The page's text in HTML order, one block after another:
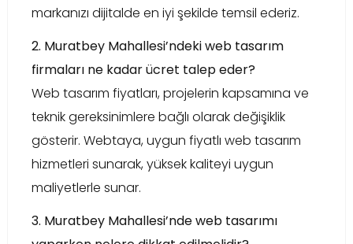
markanızı dijitalde en iyi şekilde temsil ederiz.
2. Muratbey Mahallesi’ndeki web tasarım
firmaları ne kadar ücret talep eder?
Web tasarım fiyatları, projelerin kapsamına ve
teknik gereksinimlere bağlı olarak değişiklik
gösterir. Webtaya, uygun fiyatlı web tasarım
hizmetleri sunarak, yüksek kaliteyi uygun
maliyetlerle sunar.
3. Muratbey Mahallesi’nde web tasarımı